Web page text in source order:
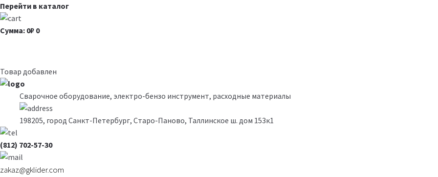
Перейти в каталог
Сумма: 0₽ 0
Товар добавлен
Сварочное оборудование, электро-бензо инструмент, расходные материалы
198205, город Санкт-Петербург, Старо-Паново, Таллинское ш. дом 153к1
(812) 702-57-30
zakaz@gklider.com